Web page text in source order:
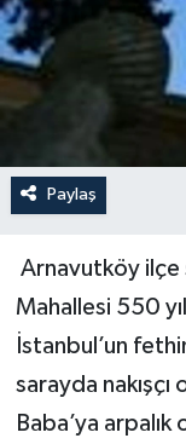
Paylaş
Arnavutköy ilçe
Mahallesi 550
İstanbul’un
sarayda
Baba’ya